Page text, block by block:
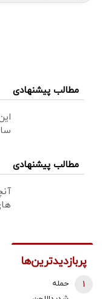
مطالب پیشنهادی
مطالب پیشنهادی
پربازدیدترین‌ها
حمله
1